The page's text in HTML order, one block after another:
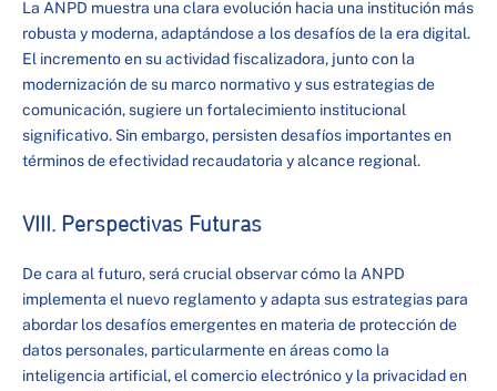
La ANPD muestra una clara evolución hacia una institución más
robusta y moderna, adaptándose a los desafíos de la era digital.
El incremento en su actividad fiscalizadora, junto con la
modernización de su marco normativo y sus estrategias de
comunicación, sugiere un fortalecimiento institucional
significativo. Sin embargo, persisten desafíos importantes en
términos de efectividad recaudatoria y alcance regional.
VIII. Perspectivas Futuras
De cara al futuro, será crucial observar cómo la ANPD
implementa el nuevo reglamento y adapta sus estrategias para
abordar los desafíos emergentes en materia de protección de
datos personales, particularmente en áreas como la
inteligencia artificial, el comercio electrónico y la privacidad en